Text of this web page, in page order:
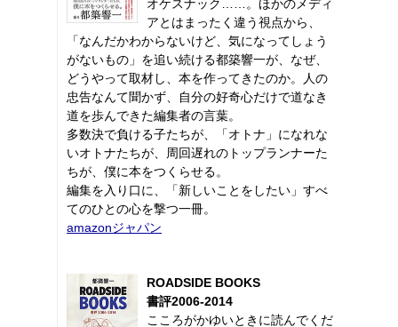
オケスナック……。ほかのメディ
アとはまったく違う視点から、
「なんだかわからないけど、気になってしょう
がないもの」を追い続ける都築響一が、なぜ、
どうやって取材し、本を作ってきたのか。人の
忠告なんて聞かず、自分の好奇心だけで道なき
道を歩んできた編集者の言葉。
多数決で負ける子たちが、「オトナ」になれな
いオトナたちが、周回遅れのトップランナーた
ちが、僕に本をつくらせる。
編集を入り口に、「新しいことをしたい」すべ
てのひとの心を撃つ一冊。
amazonジャパン
ROADSIDE BOOKS
書評2006-2014
こころがかゆいときに読んでくだ